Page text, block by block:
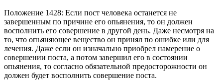
Положение 1428: Если пост человека останется не
завершенным по причине его опьянения, то он должен
восполнить его совершение в другой день. Даже несмотря на
то, что опьяняющее вещество он принял по ошибке или для
лечения. Даже если он изначально приобрел намерение о
совершении поста, а потом завершил его в состоянии
опьянения, то согласно обязательной предосторожности он
должен будет восполнить совершение поста.